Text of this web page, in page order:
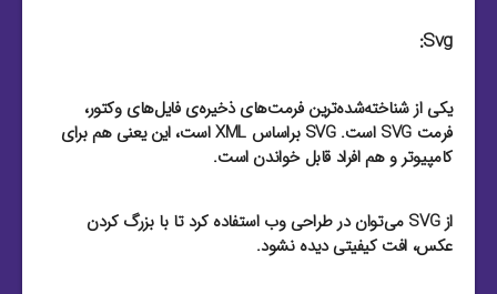
Svg:
یکی از شناخته‌شده‌ترین فرمت‌های ذخیره‌ی فایل‌های وکتور،
فرمت SVG است. SVG براساس XML است، این یعنی هم برای
کامپیوتر و هم افراد قابل خواندن است.
از SVG می‌توان در طراحی وب استفاده کرد تا با بزرگ کردن
عکس، افت کیفیتی دیده نشود.